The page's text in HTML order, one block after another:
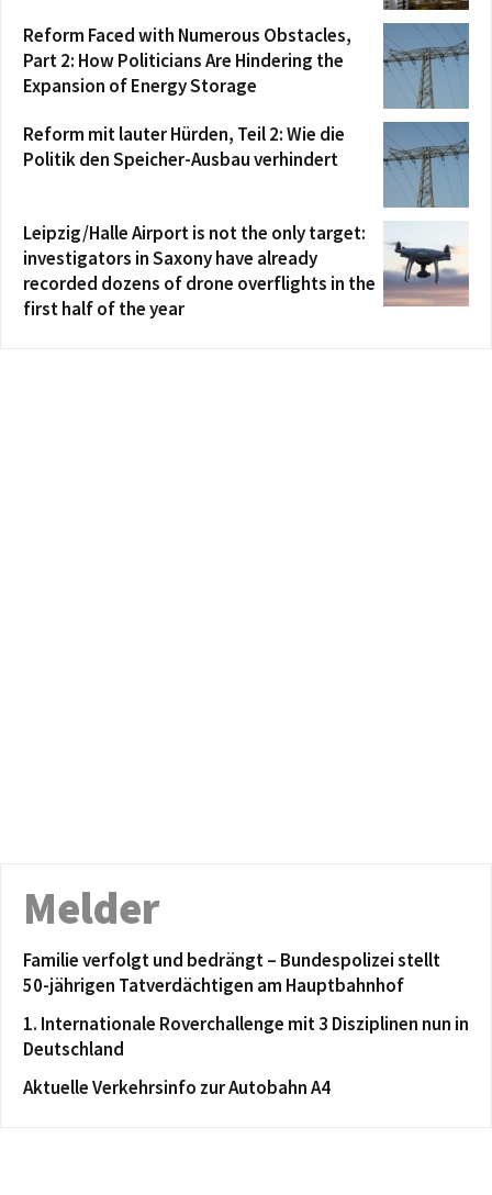
Reform Faced with Numerous Obstacles,
Part 2: How Politicians Are Hindering the
Expansion of Energy Storage
Reform mit lauter Hürden, Teil 2: Wie die
Politik den Speicher-Ausbau verhindert
Leipzig/Halle Airport is not the only target:
investigators in Saxony have already
recorded dozens of drone overflights in the
first half of the year
Melder
Familie verfolgt und bedrängt – Bundespolizei stellt
50-jährigen Tatverdächtigen am Hauptbahnhof
1. Internationale Roverchallenge mit 3 Disziplinen nun in
Deutschland
Aktuelle Verkehrsinfo zur Autobahn A4